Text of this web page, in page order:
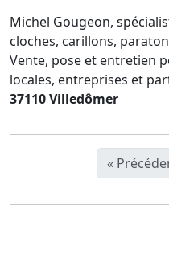
Michel Gougeon,
cloches, carillons,
Vente, pose et entretien
locales, entreprises et
37110 Villedômer
«